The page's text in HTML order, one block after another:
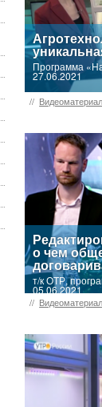
Программа
27.06.2021
//
о чем
т/к ОТР,
05.06.2021
//